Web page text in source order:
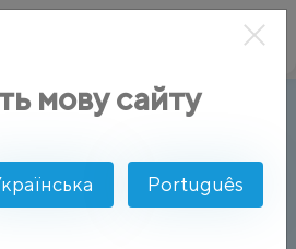
Информационные технологии
мову сайту
Português